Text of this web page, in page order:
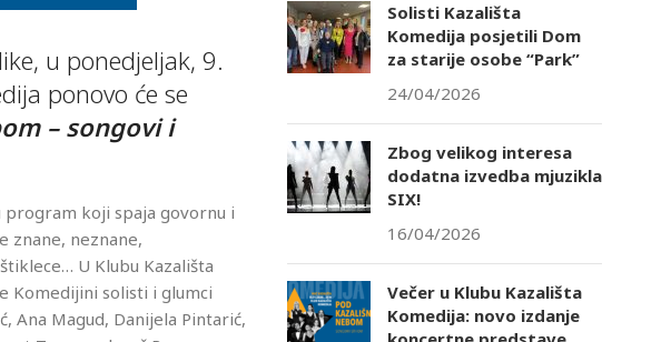
u ponedjeljak, 9.
ponovo će se
– songovi i
koji spaja govornu i
znane, neznane,
U Klubu Kazališta
Komedijini solisti i glumci
Ana Magud, Danijela Pintarić,
Solisti Kazališta
Komedija posjetili Dom
za starije osobe “Park”
24/04/2026
Zbog velikog interesa
dodatna izvedba mjuzikla
SIX!
16/04/2026
Večer u Klubu Kazališta
Komedija: novo izdanje